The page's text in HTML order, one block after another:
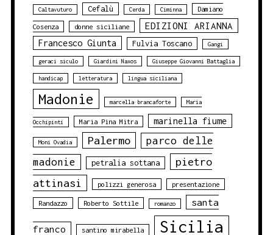
Caltavuturo Cefalù Cerda Ciminna Damiano
Cosenza donne siciliane EDIZIONI ARIANNA
Francesco Giunta Fulvia Toscano Gangi
geraci siculo Giardini Naxos Giuseppe Giovanni Battaglia
handicap letteratura lingua siciliana
Madonie marcella brancaforte Maria
Occhipinti Maria Pina Mitra marinella fiume
Moni Ovadia Palermo
parco delle
madonie
petralia sottana
pietro
attinasi
polizzi generosa presentazione
Randazzo Roberto Sottile romanzo santa
franco santino mirabella Sicilia